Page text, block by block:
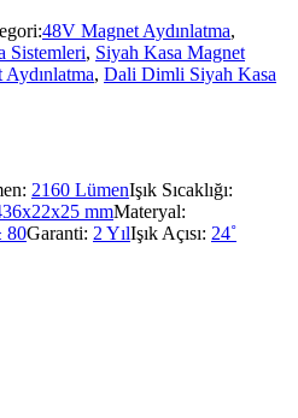
48V Magnet Aydınlatma,
Sistemleri, Siyah Kasa Magnet
Aydınlatma, Dali Dimli Siyah Kasa
2160 LümenIşık Sıcaklığı:
mmMateryal:
80Garanti: 2 YılIşık Açısı: 24˚